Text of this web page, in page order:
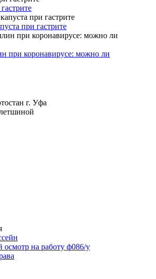
при гастрите
при коронавирусе: можно ли
г. Уфа
на работу ф086/у